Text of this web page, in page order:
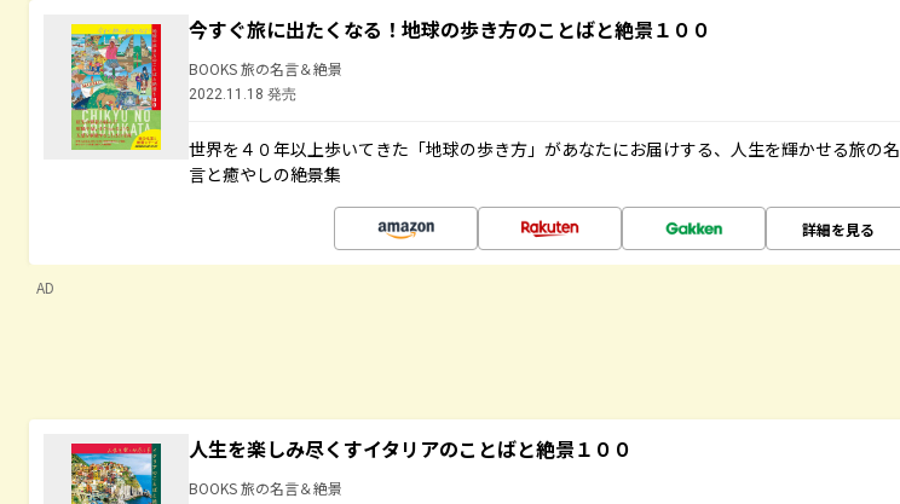
今すぐ旅に出たくなる！地球の歩き方のことばと絶景１００
BOOKS 旅の名言＆絶景
2022.11.18 発売
世界を４０年以上歩いてきた「地球の歩き方」があなたにお届けする、人生を輝かせる旅の名
言と癒やしの絶景集
詳細を見る
AD
人生を楽しみ尽くすイタリアのことばと絶景１００
BOOKS 旅の名言＆絶景